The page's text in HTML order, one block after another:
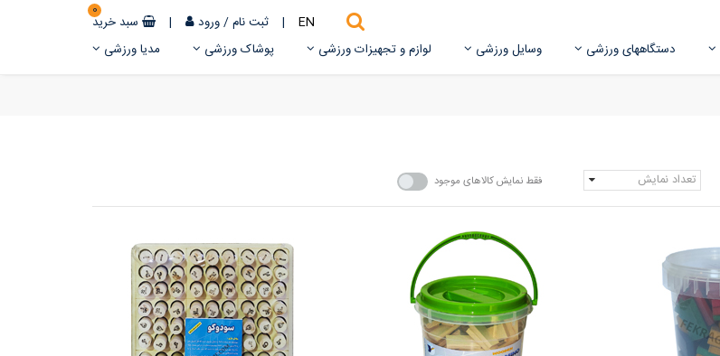
EN
| ثبت نام/ورود | سبد خرید
0
دستگاههای ورزشی وسایل ورزشی لوازم و تجهیزات ورزشی پوشاک ورزشی مدیا ورزشی
تعداد نمایش فقط نمایش کالاهای موجود